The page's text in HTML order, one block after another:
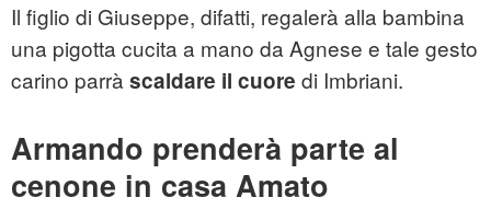
Il figlio di Giuseppe, difatti, regalerà alla bambina
una pigotta cucita a mano da Agnese e tale gesto
carino parrà scaldare il cuore di Imbriani.
Armando prenderà parte al
cenone in casa Amato